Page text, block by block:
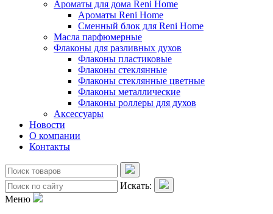
Ароматы для дома Reni Home
Ароматы Reni Home
Сменный блок для Reni Home
Масла парфюмерные
Флаконы для разливных духов
Флаконы пластиковые
Флаконы стеклянные
Флаконы стеклянные цветные
Флаконы металлические
Флаконы роллеры для духов
Аксессуары
Новости
О компании
Контакты
Искать:
Меню